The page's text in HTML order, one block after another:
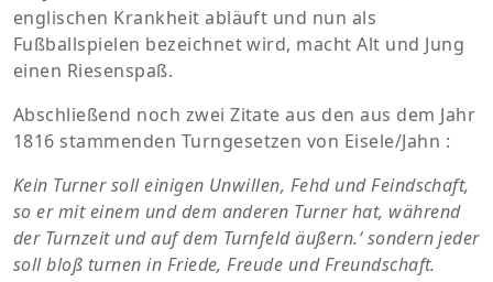
englischen Krankheit abläuft und nun als
Fußballspielen bezeichnet wird, macht Alt und Jung
einen Riesenspaß.
Abschließend noch zwei Zitate aus den aus dem Jahr
1816 stammenden Turngesetzen von Eisele/Jahn :
Kein Turner soll einigen Unwillen, Fehd und Feindschaft,
so er mit einem und dem anderen Turner hat, während
der Turnzeit und auf dem Turnfeld äußern.‘ sondern jeder
soll bloß turnen in Friede, Freude und Freundschaft.